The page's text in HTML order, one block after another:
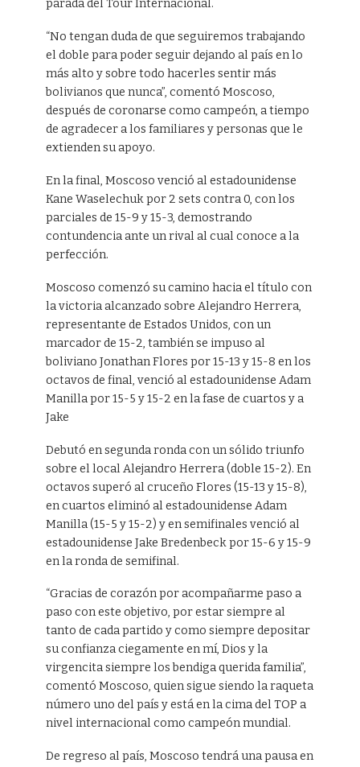
parada del Tour Internacional.
“No tengan duda de que seguiremos trabajando
el doble para poder seguir dejando al país en lo
más alto y sobre todo hacerles sentir más
bolivianos que nunca”, comentó Moscoso,
después de coronarse como campeón, a tiempo
de agradecer a los familiares y personas que le
extienden su apoyo.
En la final, Moscoso venció al estadounidense
Kane Waselechuk por 2 sets contra 0, con los
parciales de 15-9 y 15-3, demostrando
contundencia ante un rival al cual conoce a la
perfección.
Moscoso comenzó su camino hacia el título con
la victoria alcanzado sobre Alejandro Herrera,
representante de Estados Unidos, con un
marcador de 15-2, también se impuso al
boliviano Jonathan Flores por 15-13 y 15-8 en los
octavos de final, venció al estadounidense Adam
Manilla por 15-5 y 15-2 en la fase de cuartos y a
Jake
Debutó en segunda ronda con un sólido triunfo
sobre el local Alejandro Herrera (doble 15-2). En
octavos superó al cruceño Flores (15-13 y 15-8),
en cuartos eliminó al estadounidense Adam
Manilla (15-5 y 15-2) y en semifinales venció al
estadounidense Jake Bredenbeck por 15-6 y 15-9
en la ronda de semifinal.
“Gracias de corazón por acompañarme paso a
paso con este objetivo, por estar siempre al
tanto de cada partido y como siempre depositar
su confianza ciegamente en mí, Dios y la
virgencita siempre los bendiga querida familia”,
comentó Moscoso, quien sigue siendo la raqueta
número uno del país y está en la cima del TOP a
nivel internacional como campeón mundial.
De regreso al país, Moscoso tendrá una pausa en